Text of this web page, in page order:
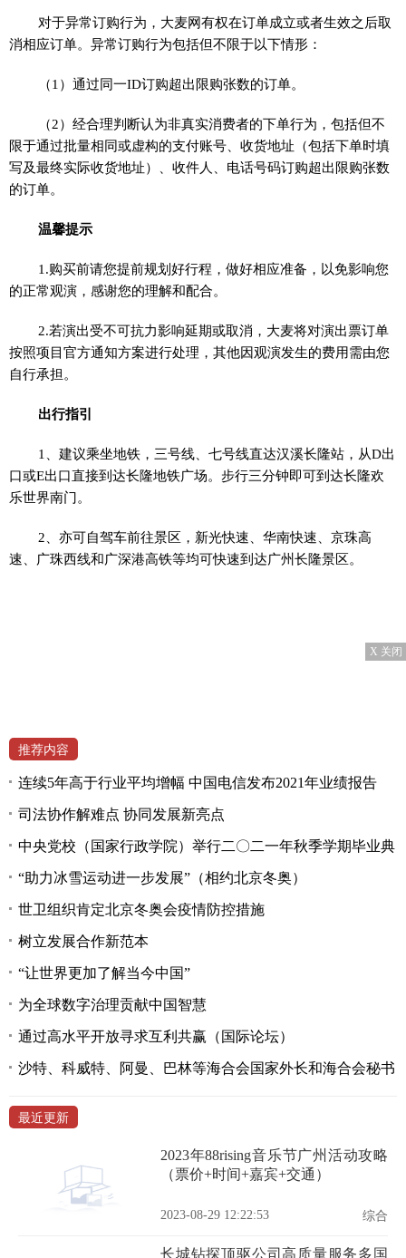
对于异常订购行为，大麦网有权在订单成立或者生效之后取
消相应订单。异常订购行为包括但不限于以下情形：
（1）通过同一ID订购超出限购张数的订单。
（2）经合理判断认为非真实消费者的下单行为，包括但不
限于通过批量相同或虚构的支付账号、收货地址（包括下单时填
写及最终实际收货地址）、收件人、电话号码订购超出限购张数
的订单。
温馨提示
1.购买前请您提前规划好行程，做好相应准备，以免影响您
的正常观演，感谢您的理解和配合。
2.若演出受不可抗力影响延期或取消，大麦将对演出票订单
按照项目官方通知方案进行处理，其他因观演发生的费用需由您
自行承担。
出行指引
1、建议乘坐地铁，三号线、七号线直达汉溪长隆站，从D出
口或E出口直接到达长隆地铁广场。步行三分钟即可到达长隆欢
乐世界南门。
2、亦可自驾车前往景区，新光快速、华南快速、京珠高
速、广珠西线和广深港高铁等均可快速到达广州长隆景区。
X 关闭
推荐内容
连续5年高于行业平均增幅 中国电信发布2021年业绩报告
司法协作解难点 协同发展新亮点
中央党校（国家行政学院）举行二〇二一年秋季学期毕业典
“助力冰雪运动进一步发展”（相约北京冬奥）
世卫组织肯定北京冬奥会疫情防控措施
树立发展合作新范本
“让世界更加了解当今中国”
为全球数字治理贡献中国智慧
通过高水平开放寻求互利共赢（国际论坛）
沙特、科威特、阿曼、巴林等海合会国家外长和海合会秘书
最近更新
2023年88rising音乐节广州活动攻略
（票价+时间+嘉宾+交通）
2023-08-29 12:22:53 综合
长城钻探顶驱公司高质量服务多国